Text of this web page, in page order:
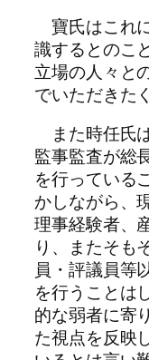
寶氏はこれ
識するとのこ
立場の人々と
でいただきた
また時任氏
監事監査が総
を行っている
かしながら、
理事経験者、
り、またそも
員・評議員等
を行うことは
的な弱者に寄
た視点を反映